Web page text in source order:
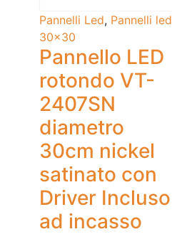
Pannelli Led, Pannelli led
30x30
Pannello LED
rotondo VT-
2407SN
diametro
30cm nickel
satinato con
Driver Incluso
ad incasso